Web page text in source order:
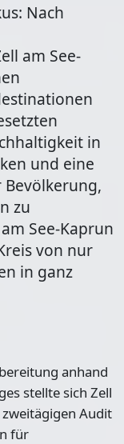
Nach
am See-
in
und eine
zu
See-Kaprun
von nur
in ganz
anhand
stellte sich Zell
Audit
für